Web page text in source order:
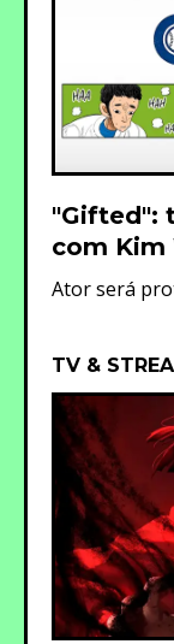
"Gifted":
com Kim
Ator será
TV &